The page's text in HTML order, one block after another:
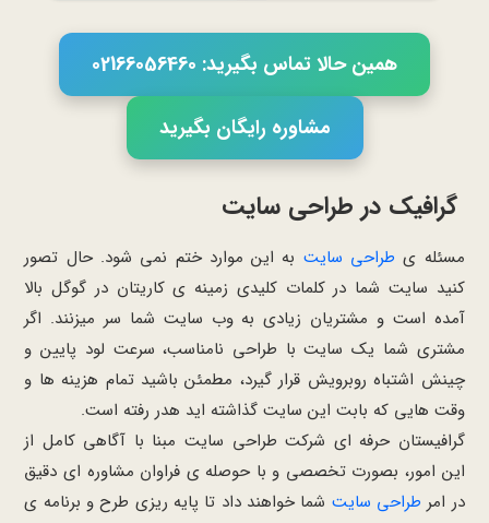
همین حالا تماس بگیرید: 02166056460
مشاوره رایگان بگیرید
گرافیک در طراحی سایت
مسئله ی طراحی سایت به این موارد ختم نمی شود. حال تصور
کنید سایت شما در کلمات کلیدی زمینه ی کاریتان در گوگل بالا
آمده است و مشتریان زیادی به وب سایت شما سر میزنند. اگر
مشتری شما یک سایت با طراحی نامناسب، سرعت لود پایین و
چینش اشتباه روبرویش قرار گیرد، مطمئن باشید تمام هزینه ها و
وقت هایی که بابت این سایت گذاشته اید هدر رفته است.
گرافیستان حرفه ای شرکت طراحی سایت مبنا با آگاهی کامل از
این امور، بصورت تخصصی و با حوصله ی فراوان مشاوره ای دقیق
در امر طراحی سایت شما خواهند داد تا پایه ریزی طرح و برنامه ی